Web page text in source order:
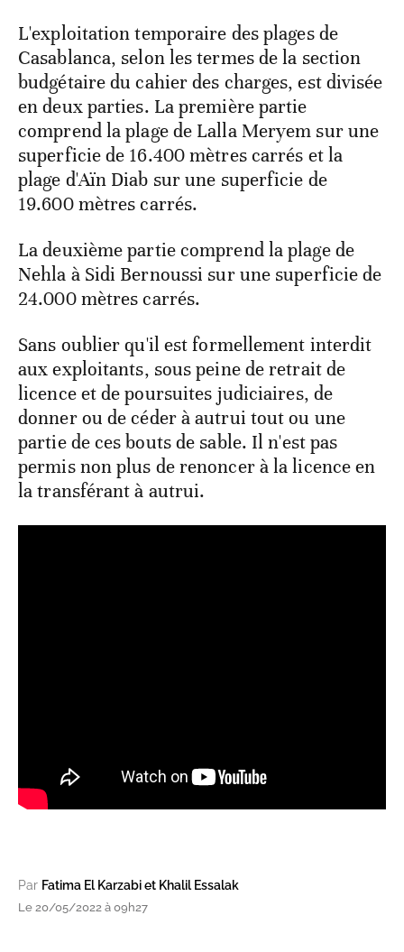
L'exploitation temporaire des plages de
Casablanca, selon les termes de la section
budgétaire du cahier des charges, est divisée
en deux parties. La première partie
comprend la plage de Lalla Meryem sur une
superficie de 16.400 mètres carrés et la
plage d'Aïn Diab sur une superficie de
19.600 mètres carrés.
La deuxième partie comprend la plage de
Nehla à Sidi Bernoussi sur une superficie de
24.000 mètres carrés.
Sans oublier qu'il est formellement interdit
aux exploitants, sous peine de retrait de
licence et de poursuites judiciaires, de
donner ou de céder à autrui tout ou une
partie de ces bouts de sable. Il n'est pas
permis non plus de renoncer à la licence en
la transférant à autrui.
Par Fatima El Karzabi et Khalil Essalak
Le 20/05/2022 à 09h27